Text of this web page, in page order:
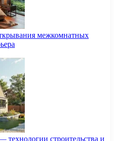
межкомнатных
строительства и